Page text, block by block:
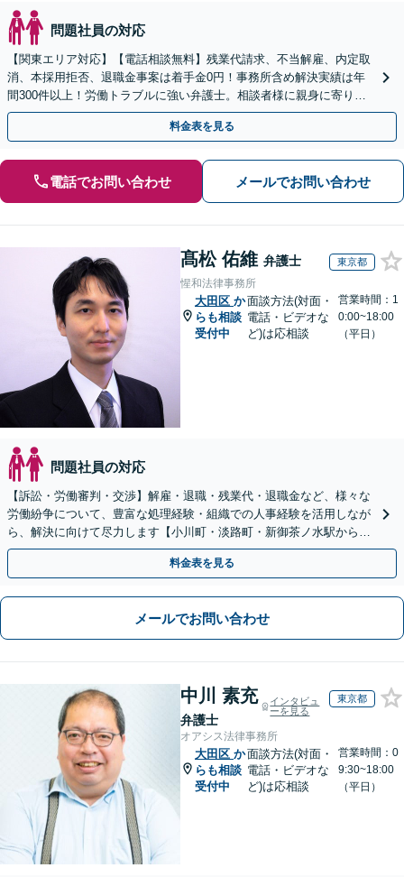
問題社員の対応
【関東エリア対応】【電話相談無料】残業代請求、不当解雇、内定取
消、本採用拒否、退職金事案は着手金0円！事務所含め解決実績は年
間300件以上！労働トラブルに強い弁護士。相談者様に親身に寄り添
い、ご納得のいただける解決を【休日・夜間相談OK】
料金表を見る
電話でお問い合わせ メールでお問い合わせ
髙松 佑維 弁護士 東京都
惺和法律事務所
大田区 か
らも相談
受付中
面談方法(対面・
電話・ビデオな
ど)は応相談
営業時間：1
0:00~18:00
（平日）
問題社員の対応
【訴訟・労働審判・交渉】解雇・退職・残業代・退職金など、様々な
労働紛争について、豊富な処理経験・組織での人事経験を活用しなが
ら、解決に向けて尽力します【小川町・淡路町・新御茶ノ水駅から約
1分、御茶ノ水駅も利用可】
料金表を見る
メールでお問い合わせ
中川 素充
弁護士
インタビュ
ーを見る
東京都
オアシス法律事務所
大田区 か
らも相談
受付中
面談方法(対面・
電話・ビデオな
ど)は応相談
営業時間：0
9:30~18:00
（平日）